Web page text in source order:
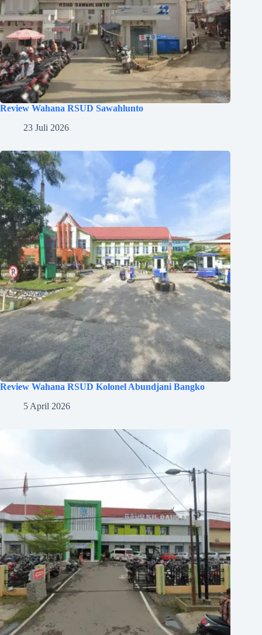
Review Wahana RSUD Sawahlunto
23 Juli 2026
Review Wahana RSUD Kolonel Abundjani Bangko
5 April 2026